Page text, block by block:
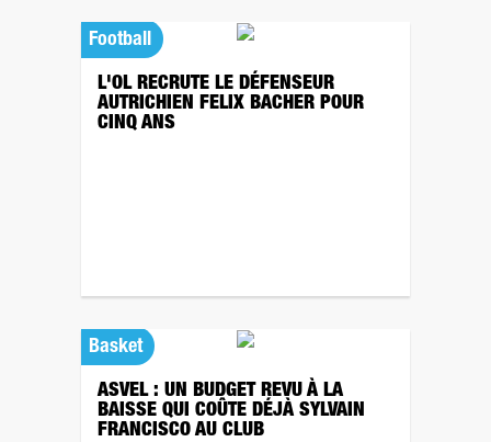
Football
L'OL RECRUTE LE DÉFENSEUR
AUTRICHIEN FELIX BACHER POUR
CINQ ANS
Basket
ASVEL : UN BUDGET REVU À LA
BAISSE QUI COÛTE DÉJÀ SYLVAIN
FRANCISCO AU CLUB